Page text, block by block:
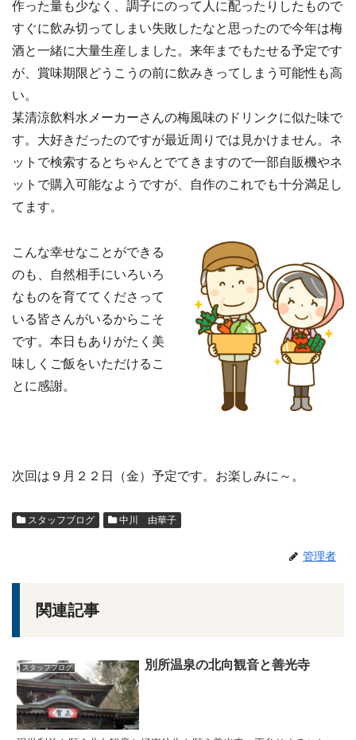
作った量も少なく、調子にのって人に配ったりしたもので
すぐに飲み切ってしまい失敗したなと思ったので今年は梅
酒と一緒に大量生産しました。来年までもたせる予定です
が、賞味期限どうこうの前に飲みきってしまう可能性も高
い。
某清涼飲料水メーカーさんの梅風味のドリンクに似た味で
す。大好きだったのですが最近周りでは見かけません。ネ
ットで検索するとちゃんとでてきますので一部自販機やネ
ットで購入可能なようですが、自作のこれでも十分満足し
てます。
こんな幸せなことができる
のも、自然相手にいろいろ
なものを育ててくださって
いる皆さんがいるからこそ
です。本日もありがたく美
味しくご飯をいただけるこ
とに感謝。
次回は９月２２日（金）予定です。お楽しみに～。
スタッフブログ 中川 由華子
管理者
関連記事
スタッフブログ 別所温泉の北向観音と善光寺